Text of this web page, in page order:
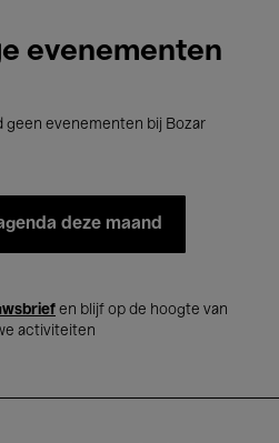
evenementen
geen evenementen bij Bozar
deze maand
en blijf op de hoogte van
activiteiten